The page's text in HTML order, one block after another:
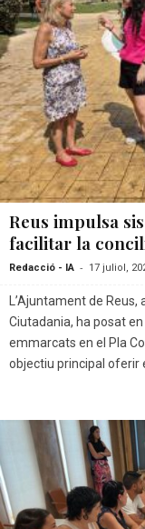
Reus impulsa
facilitar la
Redacció - IA - 17 juliol,
L’Ajuntament de Reus,
Ciutadania, ha posat
emmarcats en el Pla
objectiu principal oferir